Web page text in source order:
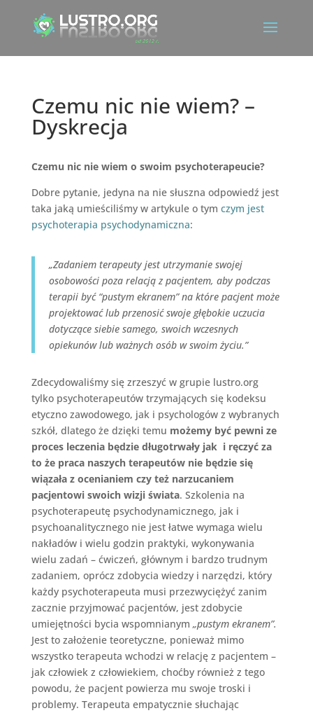
Czemu nic nie wiem? –
Dyskrecja
Czemu nic nie wiem o swoim psychoterapeucie?
Dobre pytanie, jedyna na nie słuszna odpowiedź jest
taka jaką umieściliśmy w artykule o tym czym jest
psychoterapia psychodynamiczna:
„Zadaniem terapeuty jest utrzymanie swojej
osobowości poza relacją z pacjentem, aby podczas
terapii być “pustym ekranem” na które pacjent może
projektować lub przenosić swoje głębokie uczucia
dotyczące siebie samego, swoich wczesnych
opiekunów lub ważnych osób w swoim życiu.”
Zdecydowaliśmy się zrzeszyć w grupie lustro.org
tylko psychoterapeutów trzymających się kodeksu
etyczno zawodowego, jak i psychologów z wybranych
szkół, dlatego że dzięki temu możemy być pewni ze
proces leczenia będzie długotrwały jak i ręczyć za
to że praca naszych terapeutów nie będzie się
wiązała z ocenianiem czy też narzucaniem
pacjentowi swoich wizji świata. Szkolenia na
psychoterapeutę psychodynamicznego, jak i
psychoanalitycznego nie jest łatwe wymaga wielu
nakładów i wielu godzin praktyki, wykonywania
wielu zadań – ćwiczeń, głównym i bardzo trudnym
zadaniem, oprócz zdobycia wiedzy i narzędzi, który
każdy psychoterapeuta musi przezwyciężyć zanim
zacznie przyjmować pacjentów, jest zdobycie
umiejętności bycia wspomnianym „pustym ekranem”.
Jest to założenie teoretyczne, ponieważ mimo
wszystko terapeuta wchodzi w relację z pacjentem –
jak człowiek z człowiekiem, choćby również z tego
powodu, że pacjent powierza mu swoje troski i
problemy. Terapeuta empatycznie słuchając